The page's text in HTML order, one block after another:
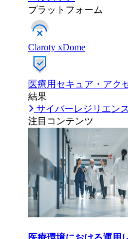
プラットフォーム
Claroty xDome
医療用セキュア・アク
結果
サイバーレジリエンス
注目コンテンツ